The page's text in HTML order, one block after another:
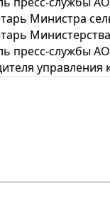
Министра
пресс-службы АО
управления